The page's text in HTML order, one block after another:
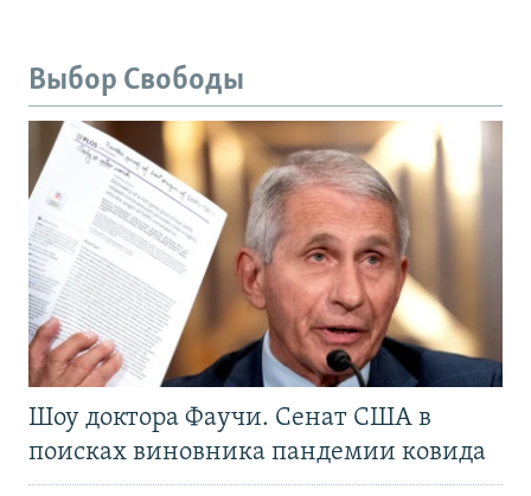
Выбор Свободы
Шоу доктора Фаучи. Сенат США в
поисках виновника пандемии ковида